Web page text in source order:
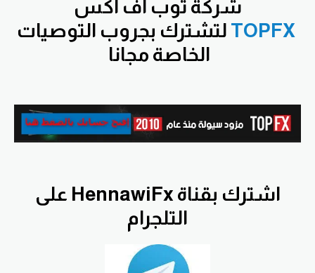
شركة توب اف اكس
TOPFX لتشترك بجروب التوصيات
الخاصة مجانا
اشترك بقناة HennawiFx على
التلجرام